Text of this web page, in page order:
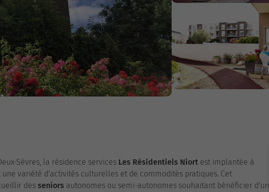
Sèvres, la résidence services Les Résidentiels Niort est implantée à
variété d'activités culturelles et de commodités pratiques. Cet
des seniors autonomes ou semi-autonomes souhaitant bénéficier d'un